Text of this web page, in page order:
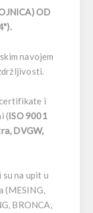
OD
navojem
i
(ISO 9001
DVGW,
na upit u
(MESING,
BRONCA,